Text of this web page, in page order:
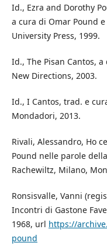
Id., Ezra and Dorothy
a cura di Omar Pound
University Press, 1999.
Id., The Pisan Cantos,
New Directions, 2003.
Id., I Cantos, trad. e
Mondadori, 2013.
Rivali, Alessandro, Ho
Pound nelle parole
Rachewiltz, Milano,
Ronsisvalle, Vanni
Incontri di Gastone
1968, url https://
pound